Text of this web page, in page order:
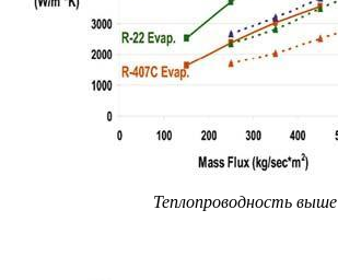
Теплопроводность выше